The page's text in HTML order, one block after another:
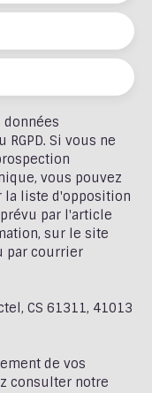
Si vous ne
vous pouvez
liste d'opposition
par l'article
sur le site
par courrier
CS 61311, 41013
de vos
consulter notre